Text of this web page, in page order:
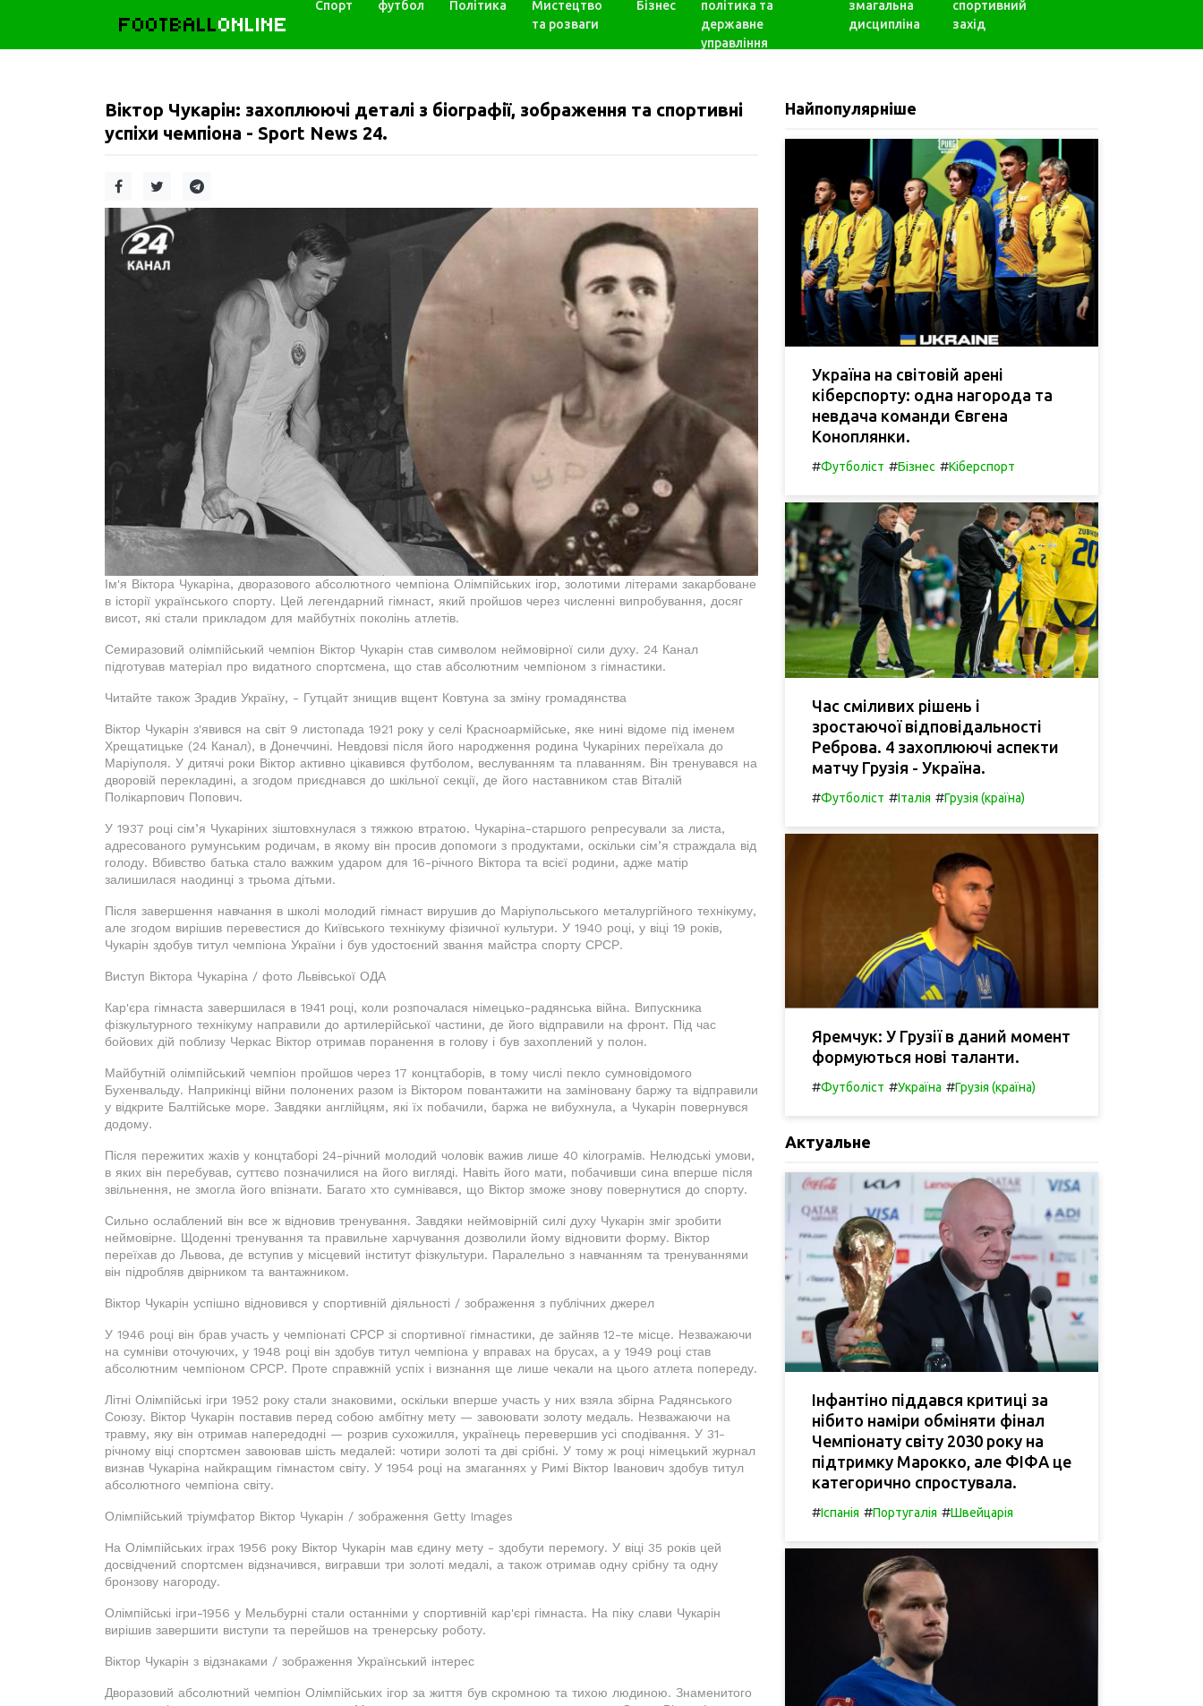
FOOTBALLONLINE
Спорт футбол Політика
Мистецтво
та розваги
Бізнес
політика та
державне
управління
змагальна
дисципліна
спортивний
захід
Віктор Чукарін: захоплюючі деталі з біографії, зображення та спортивні
успіхи чемпіона - Sport News 24.
Ім'я Віктора Чукаріна, дворазового абсолютного чемпіона Олімпійських ігор, золотими літерами закарбоване
в історії українського спорту. Цей легендарний гімнаст, який пройшов через численні випробування, досяг
висот, які стали прикладом для майбутніх поколінь атлетів.
Семиразовий олімпійський чемпіон Віктор Чукарін став символом неймовірної сили духу. 24 Канал
підготував матеріал про видатного спортсмена, що став абсолютним чемпіоном з гімнастики.
Читайте також Зрадив Україну, - Гутцайт знищив вщент Ковтуна за зміну громадянства
Віктор Чукарін з'явився на світ 9 листопада 1921 року у селі Красноармійське, яке нині відоме під іменем
Хрещатицьке (24 Канал), в Донеччині. Невдовзі після його народження родина Чукаріних переїхала до
Маріуполя. У дитячі роки Віктор активно цікавився футболом, веслуванням та плаванням. Він тренувався на
дворовій перекладині, а згодом приєднався до шкільної секції, де його наставником став Віталій
Полікарпович Попович.
У 1937 році сім’я Чукаріних зіштовхнулася з тяжкою втратою. Чукаріна-старшого репресували за листа,
адресованого румунським родичам, в якому він просив допомоги з продуктами, оскільки сім’я страждала від
голоду. Вбивство батька стало важким ударом для 16-річного Віктора та всієї родини, адже матір
залишилася наодинці з трьома дітьми.
Після завершення навчання в школі молодий гімнаст вирушив до Маріупольського металургійного технікуму,
але згодом вирішив перевестися до Київського технікуму фізичної культури. У 1940 році, у віці 19 років,
Чукарін здобув титул чемпіона України і був удостоєний звання майстра спорту СРСР.
Виступ Віктора Чукаріна / фото Львівської ОДА
Кар'єра гімнаста завершилася в 1941 році, коли розпочалася німецько-радянська війна. Випускника
фізкультурного технікуму направили до артилерійської частини, де його відправили на фронт. Під час
бойових дій поблизу Черкас Віктор отримав поранення в голову і був захоплений у полон.
Майбутній олімпійський чемпіон пройшов через 17 концтаборів, в тому числі пекло сумновідомого
Бухенвальду. Наприкінці війни полонених разом із Віктором повантажити на заміновану баржу та відправили
у відкрите Балтійське море. Завдяки англійцям, які їх побачили, баржа не вибухнула, а Чукарін повернувся
додому.
Після пережитих жахів у концтаборі 24-річний молодий чоловік важив лише 40 кілограмів. Нелюдські умови,
в яких він перебував, суттєво позначилися на його вигляді. Навіть його мати, побачивши сина вперше після
звільнення, не змогла його впізнати. Багато хто сумнівався, що Віктор зможе знову повернутися до спорту.
Сильно ослаблений він все ж відновив тренування. Завдяки неймовірній силі духу Чукарін зміг зробити
неймовірне. Щоденні тренування та правильне харчування дозволили йому відновити форму. Віктор
переїхав до Львова, де вступив у місцевий інститут фізкультури. Паралельно з навчанням та тренуваннями
він підробляв двірником та вантажником.
Віктор Чукарін успішно відновився у спортивній діяльності / зображення з публічних джерел
У 1946 році він брав участь у чемпіонаті СРСР зі спортивної гімнастики, де зайняв 12-те місце. Незважаючи
на сумніви оточуючих, у 1948 році він здобув титул чемпіона у вправах на брусах, а у 1949 році став
абсолютним чемпіоном СРСР. Проте справжній успіх і визнання ще лише чекали на цього атлета попереду.
Літні Олімпійські ігри 1952 року стали знаковими, оскільки вперше участь у них взяла збірна Радянського
Союзу. Віктор Чукарін поставив перед собою амбітну мету — завоювати золоту медаль. Незважаючи на
травму, яку він отримав напередодні — розрив сухожилля, українець перевершив усі сподівання. У 31-
річному віці спортсмен завоював шість медалей: чотири золоті та дві срібні. У тому ж році німецький журнал
визнав Чукаріна найкращим гімнастом світу. У 1954 році на змаганнях у Римі Віктор Іванович здобув титул
абсолютного чемпіона світу.
Олімпійський тріумфатор Віктор Чукарін / зображення Getty Images
На Олімпійських іграх 1956 року Віктор Чукарін мав єдину мету - здобути перемогу. У віці 35 років цей
досвідчений спортсмен відзначився, вигравши три золоті медалі, а також отримав одну срібну та одну
бронзову нагороду.
Олімпійські ігри-1956 у Мельбурні стали останніми у спортивній кар'єрі гімнаста. На піку слави Чукарін
вирішив завершити виступи та перейшов на тренерську роботу.
Віктор Чукарін з відзнаками / зображення Український інтерес
Дворазовий абсолютний чемпіон Олімпійських ігор за життя був скромною та тихою людиною. Знаменитого
Найпопулярніше
Україна на світовій арені
кіберспорту: одна нагорода та
невдача команди Євгена
Коноплянки.
#Футболіст #Бізнес #Кіберспорт
Час сміливих рішень і
зростаючої відповідальності
Реброва. 4 захоплюючі аспекти
матчу Грузія - Україна.
#Футболіст #Італія #Грузія (країна)
Яремчук: У Грузії в даний момент
формуються нові таланти.
#Футболіст #Україна #Грузія (країна)
Актуальне
Інфантіно піддався критиці за
нібито наміри обміняти фінал
Чемпіонату світу 2030 року на
підтримку Марокко, але ФІФА це
категорично спростувала.
#Іспанія #Португалія #Швейцарія